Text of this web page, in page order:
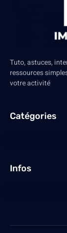
Tuto, astuces,
ressources
votre activité
Catégories
Infos